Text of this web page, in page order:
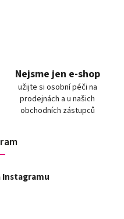
Nejsme jen e-shop
užijte si osobní péči na
prodejnách a u našich
obchodních zástupců
Instagramu